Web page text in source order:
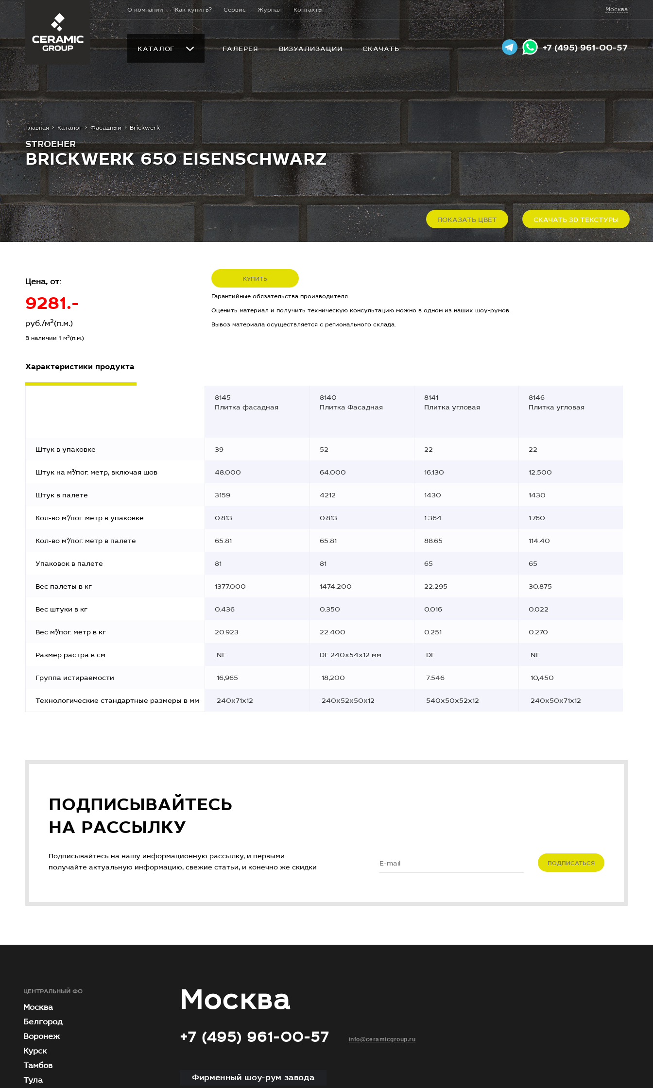
О компании Как купить? Сервис Журнал Контакты Москва
КАТАЛОГ ГАЛЕРЕЯ ВИЗУАЛИЗАЦИИ СКАЧАТЬ +7 (495) 961-00-57
Главная Каталог Фасадный Brickwerk
STROEHER
BRICKWERK 650 EISENSCHWARZ
ПОКАЗАТЬ ЦВЕТ СКАЧАТЬ 3D ТЕКСТУРЫ
Цена, от:
9281.-
руб./м2(п.м.)
В наличии 1 м2(п.м.)
КУПИТЬ
Гарантийные обязательства производителя.
Оценить материал и получить техническую консультацию можно в одном из наших шоу-румов.
Вывоз материала осуществляется с регионального склада.
Характеристики продукта
8145
Плитка фасадная
8140
Плитка Фасадная
8141
Плитка угловая
8146
Плитка угловая
Штук в упаковке 39 52 22 22
Штук на м²/пог. метр, включая шов 48.000 64.000 16.130 12.500
Штук в палете 3159 4212 1430 1430
Кол-во м²/пог. метр в упаковке 0.813 0.813 1.364 1.760
Кол-во м²/пог. метр в палете 65.81 65.81 88.65 114.40
Упаковок в палете 81 81 65 65
Вес палеты в кг 1377.000 1474.200 22.295 30.875
Вес штуки в кг 0.436 0.350 0.016 0.022
Вес м²/пог. метр в кг 20.923 22.400 0.251 0.270
Размер растра в см NF DF 240x54x12 мм DF NF
Группа истираемости 16,965 18,200 7.546 10,450
Технологические стандартные размеры в мм 240х71х12 240х52х50х12 540х50х52х12 240x50x71x12
ПОДПИСЫВАЙТЕСЬ
НА РАССЫЛКУ
Подписывайтесь на нашу информационную рассылку, и первыми
получайте актуальную информацию, свежие статьи, и конечно же скидки
ПОДПИСАТЬСЯ
ЦЕНТРАЛЬНЫЙ ФО
Москва
Белгород
Воронеж
Курск
Тамбов
Тула
Москва
+7 (495) 961-00-57 info@ceramicgroup.ru
Фирменный шоу-рум завода